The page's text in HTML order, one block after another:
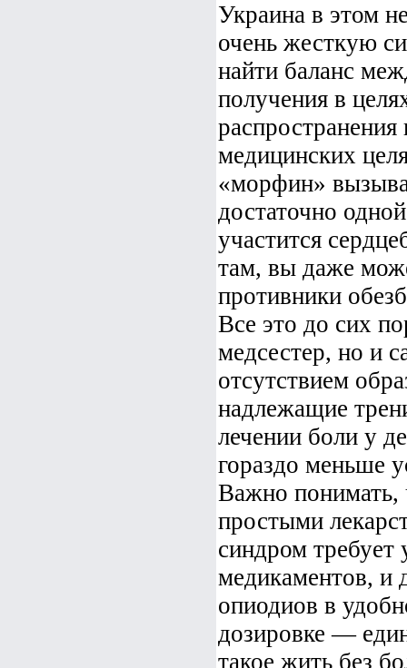
Украина в этом
очень жесткую
найти баланс
получения в
медицинских
«морфин»
достаточно
участится
там, вы даже
противники
Все это до сих
медсестер, но и
отсутствием
надлежащие
лечении боли у
гораздо меньше
Важно
простыми
синдром требует
медикаментов, и
опиодиов в
дозировке —
такое жить без